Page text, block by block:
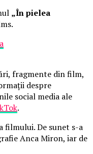
„În pielea
fragmente din film,
despre
social media ale
.
filmului. De sunet s-a
Anca Miron, iar de